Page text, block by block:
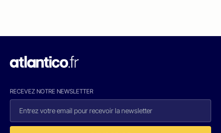
RECEVEZ NOTRE NEWSLETTER